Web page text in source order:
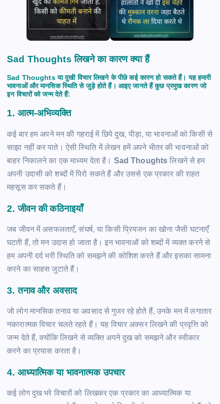
Sad Thoughts लिखने का कारण क्या हैं
Sad Thoughtsया दुखी विचार लिखने के पीछे कई कारण हो सकते हैं। यह हमारी
भावनाओं और मानसिक स्थिति से जुड़े होते हैं। आइए जानते हैं कुछ प्रमुख कारण जो
इन विचारों को जन्म देते हैं:
1. आत्म-अभिव्यक्ति
कई बार हम अपने मन की गहराई में छिपे दुख, पीड़ा, या भावनाओं को किसी से
साझा नहीं कर पाते। ऐसी स्थिति में लेखन हमें अपने भीतर की भावनाओं को
बाहर निकालने का एक माध्यम देता है। Sad Thoughts लिखने से हम
अपनी उदासी को शब्दों में पिरो सकते हैं और उससे एक प्रकार की राहत
महसूस कर सकते हैं।
2.जीवन की कठिनाइयाँ
जब जीवन में असफलताएँ, संघर्ष, या किसी प्रियजन का खोना जैसी घटनाएँ
घटती हैं, तो मन उदास हो जाता है। इन भावनाओं को शब्दों में व्यक्त करने से
हम अपनी दर्द भरी स्थिति को समझने की कोशिश करते हैं और इसका सामना
करने का साहस जुटाते हैं।
3.तनाव और अवसाद
जो लोग मानसिक तनाव या अवसाद से गुजर रहे होते हैं, उनके मन में लगातार
नकारात्मक विचार चलते रहते हैं। यह विचार अक्सर लिखने की प्रवृत्ति को
जन्म देते हैं, क्योंकि लिखने से व्यक्ति अपने दुख को समझने और स्वीकार
करने का प्रयास करता है।
4. आध्यात्मिक या भावनात्मक उपचार
कई लोग दुख भरे विचारों को लिखकर एक प्रकार का आध्यात्मिक या